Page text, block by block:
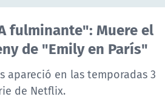
CHILE
fulminante": Muere el
de "Emily en París"
apareció en las temporadas 3
de Netflix.